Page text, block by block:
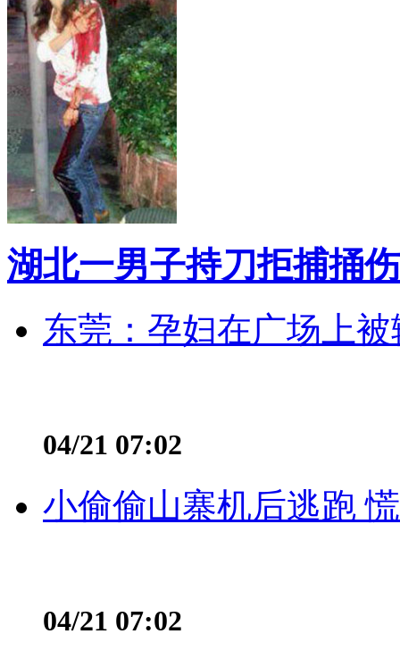
湖北一男子持刀拒捕捅
东莞：孕妇在广场上
04/21 07:02
小偷偷山寨机后逃跑
04/21 07:02